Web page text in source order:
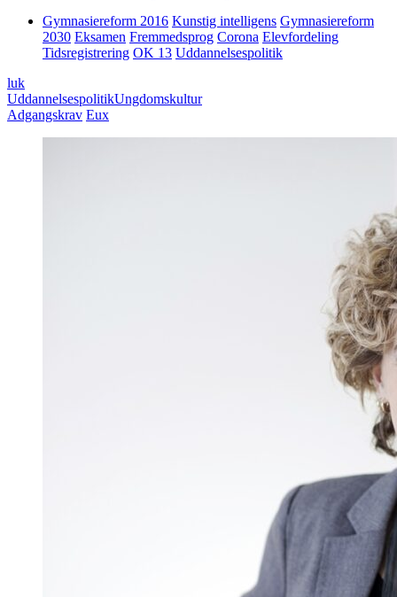
Gymnasiereform 2016 Kunstig intelligens Gymnasiereform
2030 Eksamen Fremmedsprog Corona Elevfordeling
Tidsregistrering OK 13 Uddannelsespolitik
luk
UddannelsespolitikUngdomskultur
Adgangskrav Eux